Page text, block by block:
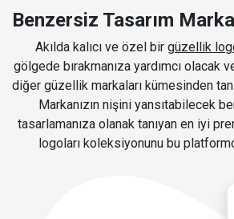
Benzersiz Tasarım
Akılda kalıcı ve özel bir güzellik
gölgede bırakmanıza yardımcı
diğer güzellik markaları kümesinden
Markanızın nişini yansıtabilecek
tasarlamanıza olanak tanıyan en iyi
logoları koleksiyonunu bu